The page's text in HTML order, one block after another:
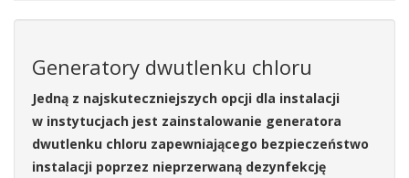
Generatory dwutlenku chloru
Jedną z najskuteczniejszych opcji dla instalacji
w instytucjach jest zainstalowanie generatora
dwutlenku chloru zapewniającego bezpieczeństwo
instalacji poprzez nieprzerwaną dezynfekcję